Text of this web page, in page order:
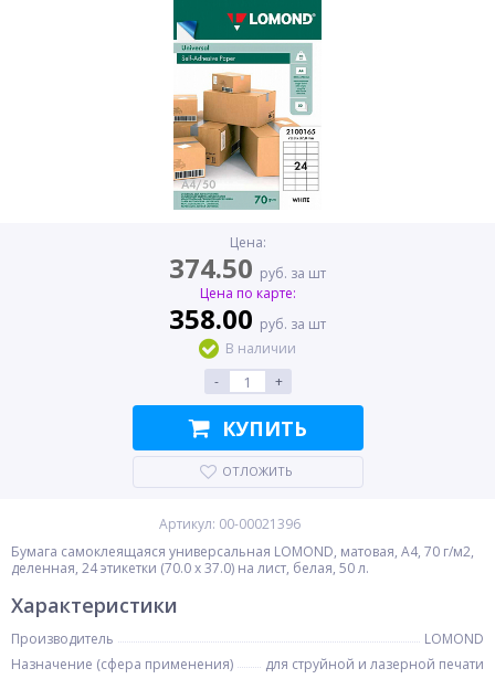
Цена:
374.50 руб. за шт
Цена по карте:
358.00 руб. за шт
В наличии
-
+
КУПИТЬ
ОТЛОЖИТЬ
Артикул: 00-00021396
Бумага самоклеящаяся универсальная LOMOND, матовая, A4, 70 г/м2,
деленная, 24 этикетки (70.0 x 37.0) на лист, белая, 50 л.
Характеристики
Производитель
LOMOND
Назначение (сфера применения)
для струйной и лазерной печати